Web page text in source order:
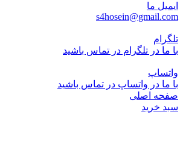
ایمیل ما
s4hosein@gmail.com
تلگرام
با ما در تلگرام در تماس باشید
واتساپ
با ما در واتساپ در تماس باشید
صفحه اصلی
سبد خرید